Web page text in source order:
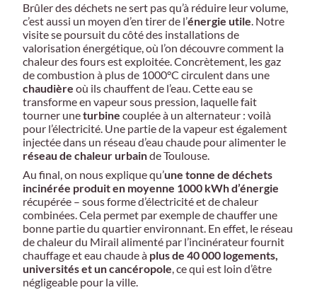
Brûler des déchets ne sert pas qu’à réduire leur volume,
c’est aussi un moyen d’en tirer de l’énergie utile. Notre
visite se poursuit du côté des installations de
valorisation énergétique, où l’on découvre comment la
chaleur des fours est exploitée. Concrètement, les gaz
de combustion à plus de 1000°C circulent dans une
chaudière où ils chauffent de l’eau. Cette eau se
transforme en vapeur sous pression, laquelle fait
tourner uneturbine couplée à un alternateur : voilà
pour l’électricité. Une partie de la vapeur est également
injectée dans un réseau d’eau chaude pour alimenter le
réseau de chaleur urbainde Toulouse.
Au final, on nous explique qu’une tonne de déchets
incinérée produit en moyenne 1000 kWh d’énergie
récupérée – sous forme d’électricité et de chaleur
combinées. Cela permet par exemple de chauffer une
bonne partie du quartier environnant. En effet, le réseau
de chaleur du Mirail alimenté par l’incinérateur fournit
chauffage et eau chaude à plus de 40 000 logements,
universités et un cancéropole, ce qui est loin d’être
négligeable pour la ville.